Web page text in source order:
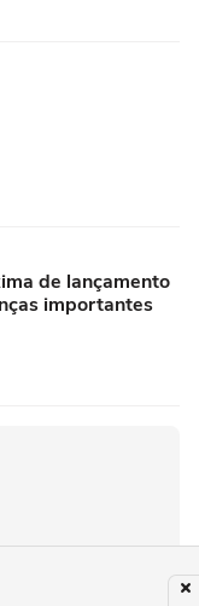
de lançamento
importantes